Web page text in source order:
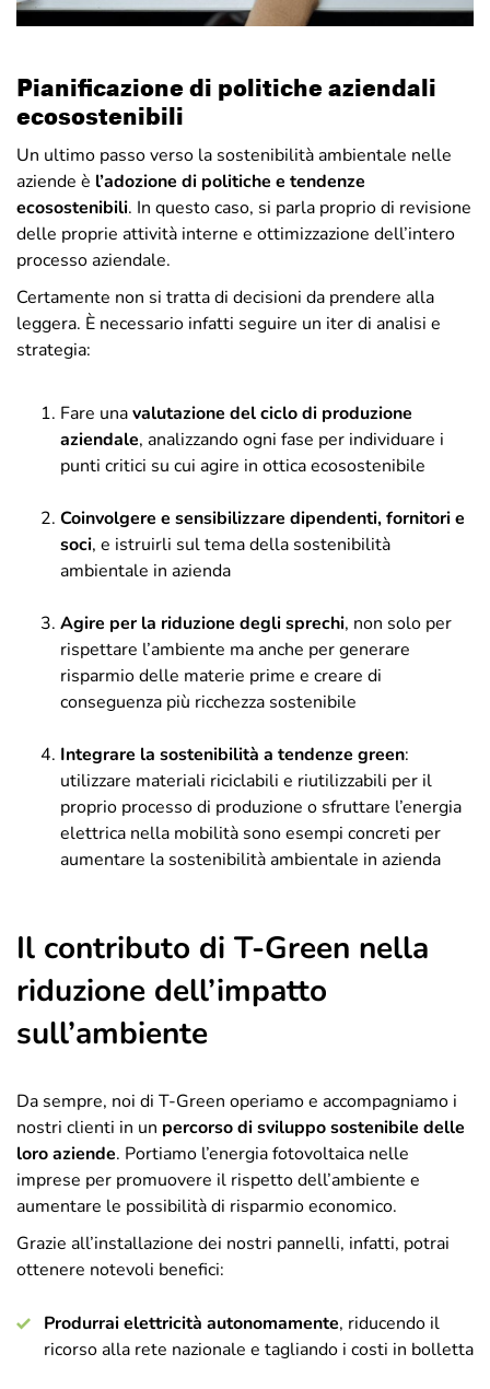
Pianificazione di politiche aziendali
ecosostenibili
Un ultimo passo verso la sostenibilità ambientale nelle
aziende è l’adozione di politiche e tendenze
ecosostenibili. In questo caso, si parla proprio di revisione
delle proprie attività interne e ottimizzazione dell’intero
processo aziendale.
Certamente non si tratta di decisioni da prendere alla
leggera. È necessario infatti seguire un iter di analisi e
strategia:
Fare unavalutazione del ciclo di produzione
aziendale, analizzando ogni fase per individuare i
punti critici su cui agire in ottica ecosostenibile
Coinvolgere e sensibilizzare dipendenti, fornitori e
soci, e istruirli sul tema della sostenibilità
ambientale in azienda
Agire per la riduzione degli sprechi, non solo per
rispettare l’ambiente ma anche per generare
risparmio delle materie prime e creare di
conseguenza più ricchezza sostenibile
Integrare la sostenibilità a tendenze green:
utilizzare materiali riciclabili e riutilizzabili per il
proprio processo di produzione o sfruttare l’energia
elettrica nella mobilità sono esempi concreti per
aumentare la sostenibilità ambientale in azienda
Il contributo di T-Green nella
riduzione dell’impatto
sull’ambiente
Da sempre, noi di T-Green operiamo e accompagniamo i
nostri clienti in un percorso di sviluppo sostenibile delle
loro aziende. Portiamo l’energia fotovoltaica nelle
imprese per promuovere il rispetto dell’ambiente e
aumentare le possibilità di risparmio economico.
Grazie all’installazione dei nostri pannelli, infatti, potrai
ottenere notevoli benefici:
Produrrai elettricità autonomamente, riducendo il
ricorso alla rete nazionale e tagliando i costi in bolletta